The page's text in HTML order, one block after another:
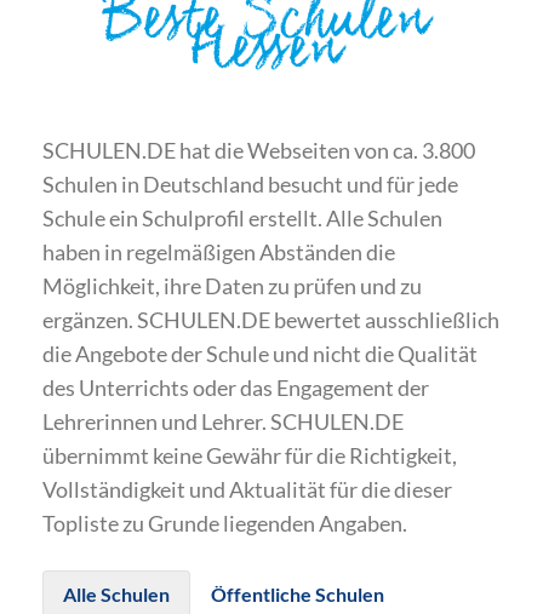
Beste Schulen
Hessen
SCHULEN.DE hat die Webseiten von ca. 3.800
Schulen in Deutschland besucht und für jede
Schule ein Schulprofil erstellt. Alle Schulen
haben in regelmäßigen Abständen die
Möglichkeit, ihre Daten zu prüfen und zu
ergänzen. SCHULEN.DE bewertet ausschließlich
die Angebote der Schule und nicht die Qualität
des Unterrichts oder das Engagement der
Lehrerinnen und Lehrer. SCHULEN.DE
übernimmt keine Gewähr für die Richtigkeit,
Vollständigkeit und Aktualität für die dieser
Topliste zu Grunde liegenden Angaben.
Alle Schulen Öffentliche Schulen